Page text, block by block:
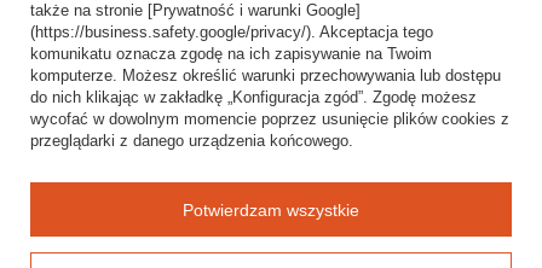
Odstąpienie od umowy
Popularne kategorie
Opony bezdętkowe
Opony dętkowe
także na stronie [Prywatność i warunki Google]
(https://business.safety.google/privacy/). Akceptacja tego
komunikatu oznacza zgodę na ich zapisywanie na Twoim
komputerze. Możesz określić warunki przechowywania lub dostępu
do nich klikając w zakładkę „Konfiguracja zgód”. Zgodę możesz
wycofać w dowolnym momencie poprzez usunięcie plików cookies z
przeglądarki z danego urządzenia końcowego.
Potwierdzam wszystkie